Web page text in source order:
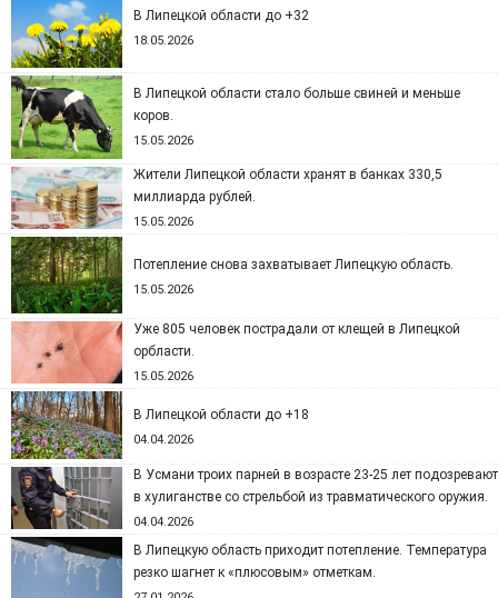
В Липецкой области до +32
18.05.2026
В Липецкой области стало больше свиней и меньше
коров.
15.05.2026
Жители Липецкой области хранят в банках 330,5
миллиарда рублей.
15.05.2026
Потепление снова захватывает Липецкую область.
15.05.2026
Уже 805 человек пострадали от клещей в Липецкой
орбласти.
15.05.2026
В Липецкой области до +18
04.04.2026
В Усмани троих парней в возрасте 23-25 лет подозревают
в хулиганстве со стрельбой из травматического оружия.
04.04.2026
В Липецкую область приходит потепление. Температура
резко шагнет к «плюсовым» отметкам.